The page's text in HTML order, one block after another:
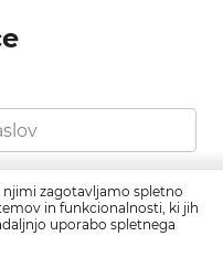
ki ga najdete
njimi zagotavljamo spletno
in funkcionalnosti, ki jih
uporabo spletnega